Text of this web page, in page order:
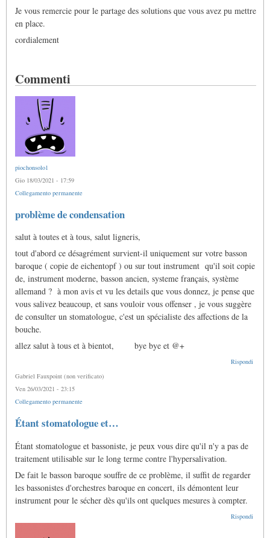
Je vous remercie pour le partage des solutions que vous avez pu mettre
en place.
cordialement
Commenti
piochonsolo1
Gio 18/03/2021 - 17:59
Collegamento permanente
problème de condensation
salut à toutes et à tous, salut ligneris,
tout d'abord ce désagrément survient-il uniquement sur votre basson
baroque ( copie de eichentopf ) ou sur tout instrument qu'il soit copie
de, instrument moderne, basson ancien, systeme français, système
allemand ? à mon avis et vu les details que vous donnez, je pense que
vous salivez beaucoup, et sans vouloir vous offenser , je vous suggère
de consulter un stomatologue, c'est un spécialiste des affections de la
bouche.
allez salut à tous et à bientot, bye bye et @+
Rispondi
Gabriel Fauxpoint (non verificato)
Ven 26/03/2021 - 23:15
Collegamento permanente
In
risposta
problème
condensation
di
Étant stomatologue et…
Étant stomatologue et bassoniste, je peux vous dire qu'il n'y a pas de
traitement utilisable sur le long terme contre l'hypersalivation.
De fait le basson baroque souffre de ce problème, il suffit de regarder
les bassonistes d'orchestres baroque en concert, ils démontent leur
instrument pour le sécher dès qu'ils ont quelques mesures à compter.
Rispondi